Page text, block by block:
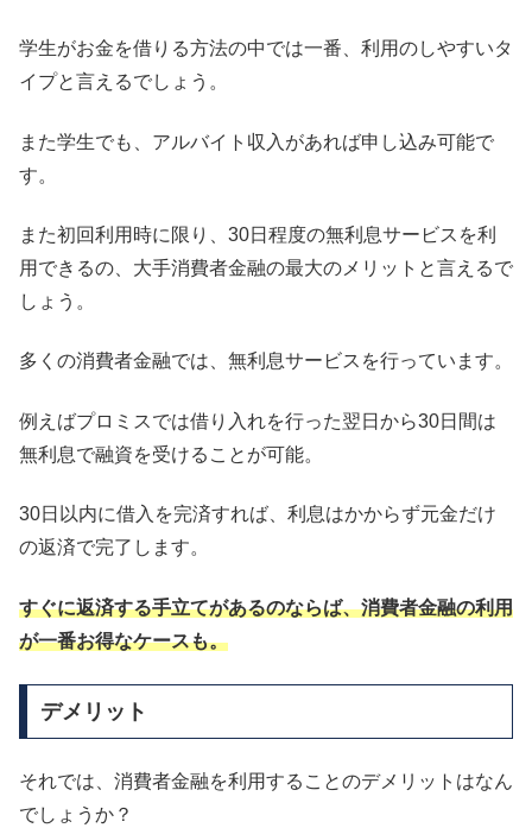
学生がお金を借りる方法の中では一番、利用のしやすいタ
イプと言えるでしょう。
また学生でも、アルバイト収入があれば申し込み可能で
す。
また初回利用時に限り、30日程度の無利息サービスを利
用できるの、大手消費者金融の最大のメリットと言えるで
しょう。
多くの消費者金融では、無利息サービスを行っています。
例えばプロミスでは借り入れを行った翌日から30日間は
無利息で融資を受けることが可能。
30日以内に借入を完済すれば、利息はかからず元金だけ
の返済で完了します。
すぐに返済する手立てがあるのならば、消費者金融の利用
が一番お得なケースも。
デメリット
それでは、消費者金融を利用することのデメリットはなん
でしょうか？